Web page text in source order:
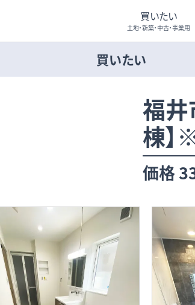
買いたい
土地・新築・中古・事業用
買いたい
福
棟
価格